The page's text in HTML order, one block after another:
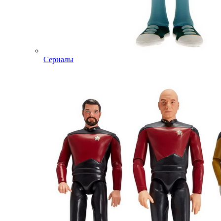
Сериалы